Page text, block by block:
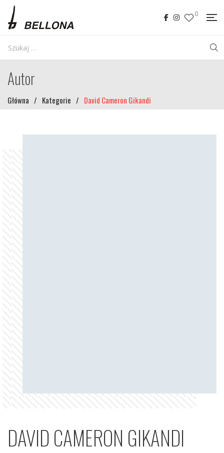
0
Autor
Główna / Kategorie / David Cameron Gikandi
DAVID CAMERON GIKANDI